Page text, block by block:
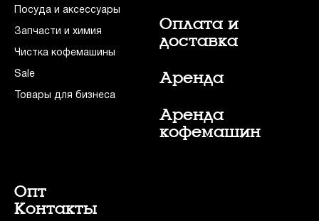
Посуда и аксессуары
Запчасти и химия
Чистка кофемашины
Sale
Товары для бизнеса
Оплата и
доставка
Аренда
Аренда
кофемашин
Опт
Контакты